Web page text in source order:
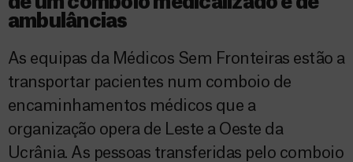
ambulâncias
As equipas da Médicos Sem Fronteiras estão a
transportar pacientes num comboio de
encaminhamentos médicos que a
organização opera de Leste a Oeste da
Ucrânia. As pessoas transferidas pelo comboio